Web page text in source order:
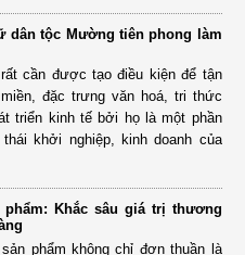
dân tộc Mường tiên phong làm
cần được tạo điều kiện để tận
đặc trưng văn hoá, tri thức
triển kinh tế bởi họ là một phần
khởi nghiệp, kinh doanh của
Khắc sâu giá trị thương
phẩm không chỉ đơn thuần là